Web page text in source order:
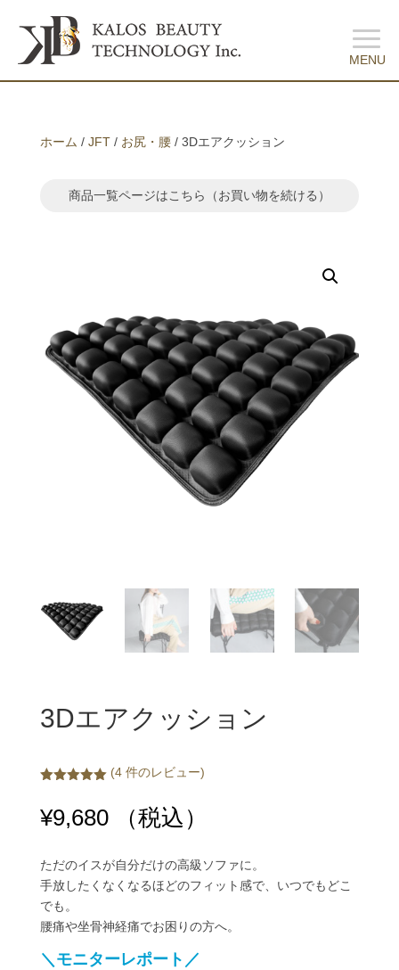
ホーム / JFT/ お尻・腰/ 3Dエアクッション
商品一覧ページはこちら （お買い物を続ける）
3Dエアクッション
く5段階評
価のうち、
(4 件のレビュー)
¥9,680 （税込）
ただのイスが自分だけの高級ソファに。
手放したくなくなるほどのフィット感で、いつでもどこ
でも。
腰痛や坐骨神経痛でお困りの方へ。
＼モニターレポート／